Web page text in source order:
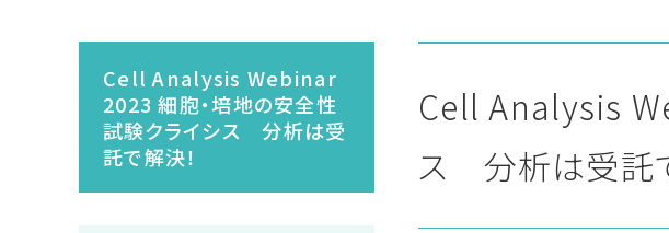
Cell Analysis
ス 分析は受託
Cell Analysis Webinar
2023 細胞・培地の安全性
試験クライシス 分析は受
託で解決！